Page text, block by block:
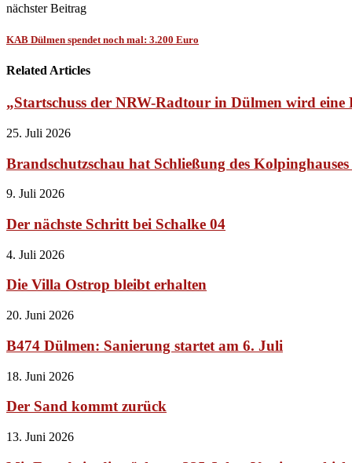
nächster Beitrag
KAB Dülmen spendet noch mal: 3.200 Euro
Related Articles
„Startschuss der NRW-Radtour in Dülmen wird eine
25. Juli 2026
Brandschutzschau hat Schließung des
9. Juli 2026
Der nächste Schritt bei Schalke 04
4. Juli 2026
Die Villa Ostrop bleibt erhalten
20. Juni 2026
B474 Dülmen: Sanierung startet am 6. Juli
18. Juni 2026
Der Sand kommt zurück
13. Juni 2026